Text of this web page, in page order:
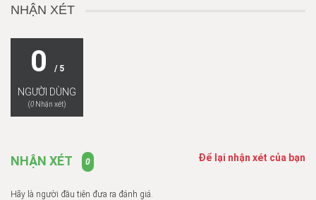
NHẬN XÉT
0 / 5
NGƯỜI DÙNG
(0Nhận xét)
NHẬN XÉT 0 Để lại nhận xét của bạn
Hãy là người đầu tiên đưa ra đánh giá.